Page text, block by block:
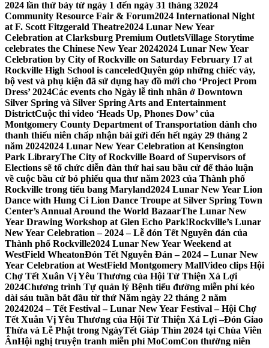
2024 lần thứ bảy từ ngày 1 đến ngày 31 tháng 32024
Community Resource Fair & Forum2024 International Night
at F. Scott Fitzgerald Theatre2024 Lunar New Year
Celebration at Clarksburg Premium OutletsVillage Storytime
celebrates the Chinese New Year 20242024 Lunar New Year
Celebration by City of Rockville on Saturday February 17 at
Rockville High School is canceledQuyên góp những chiếc váy,
bộ vest và phụ kiện đã sử dụng hay đồ mới cho ‘Project Prom
Dress’ 2024Các events cho Ngày lễ tình nhân ở Downtown
Silver Spring và Silver Spring Arts and Entertainment
DistrictCuộc thi video ‘Heads Up, Phones Dow’ của
Montgomery County Department of Transportation dành cho
thanh thiếu niên chấp nhận bài gửi đến hết ngày 29 tháng 2
năm 20242024 Lunar New Year Celebration at Kensington
Park LibraryThe City of Rockville Board of Supervisors of
Elections sẽ tổ chức diễn đàn thứ hai sau bầu cử để thảo luận
về cuộc bầu cử bỏ phiếu qua thư năm 2023 của Thành phố
Rockville trong tiểu bang Maryland2024 Lunar New Year Lion
Dance with Hung Ci Lion Dance Troupe at Silver Spring Town
Center’s Annual Around the World BazaarThe Lunar New
Year Drawing Workshop at Glen Echo Park!Rockville’s Lunar
New Year Celebration – 2024 – Lễ đón Tết Nguyên đán của
Thành phố Rockville2024 Lunar New Year Weekend at
WestField WheatonĐón Tết Nguyên Đán – 2024 – Lunar New
Year Celebration at WestField Montgomery MallVideo clips Hội
Chợ Tết Xuân Vị Yêu Thương của Hội Từ Thiện Xá Lợi
2024Chương trình Tự quản lý Bệnh tiểu đường miễn phí kéo
dài sáu tuần bắt đầu từ thứ Năm ngày 22 tháng 2 năm
20242024 – Tết Festival – Lunar New Year Festival – Hội Chợ
Tết Xuân Vị Yêu Thương của Hội Từ Thiện Xá Lợi –Đón Giao
Thừa và Lễ Phật trong NgàyTết Giáp Thìn 2024 tại Chùa Viên
ÂnHội nghị truyện tranh miễn phí MoComCon thường niên